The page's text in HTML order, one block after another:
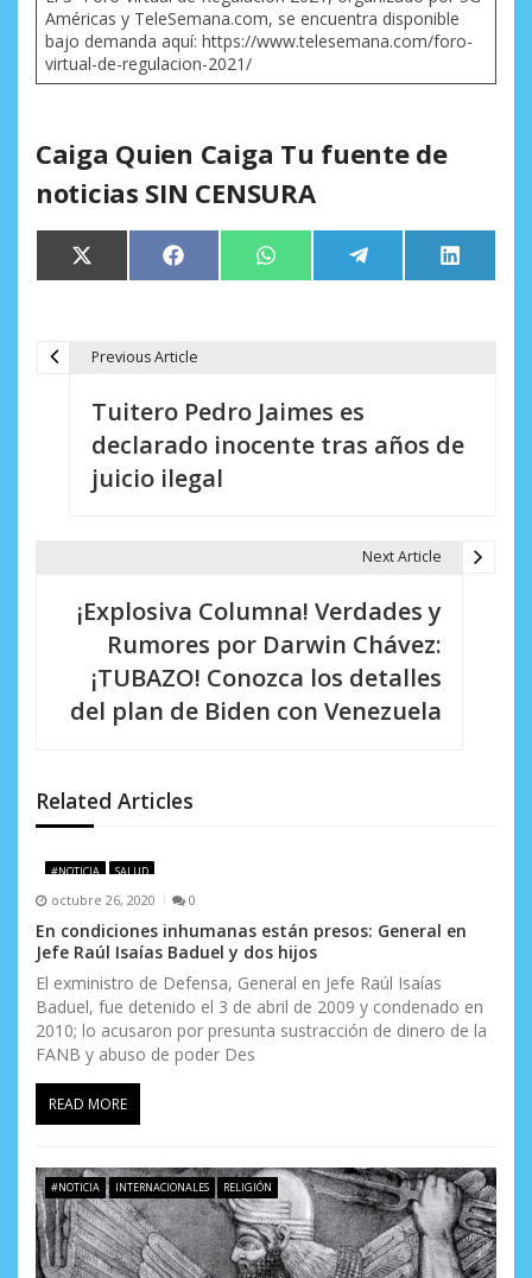
Américas y TeleSemana.com, se encuentra disponible
bajo demanda aquí: https://www.telesemana.com/foro-
virtual-de-regulacion-2021/
Caiga Quien Caiga Tu fuente de
noticias SIN CENSURA
Compartir
en
X
(Twitter)
Compartir
en
Facebook Compartir
en
WhatsApp Compartir
en
Telegram
en
LinkedIn
d
e
n
t
r
a
d
s
Previous Article
Tuitero Pedro Jaimes es
declarado inocente tras años de
juicio ilegal
Next Article
¡Explosiva Columna! Verdades y
Rumores por Darwin Chávez:
¡TUBAZO! Conozca los detalles
del plan de Biden con Venezuela
Related Articles
#NOTICIA SALUD
octubre 26, 2020 0
En condiciones inhumanas están presos: General en
Jefe Raúl Isaías Baduel y dos hijos
El exministro de Defensa, General en Jefe Raúl Isaías
Baduel, fue detenido el 3 de abril de 2009 y condenado en
2010; lo acusaron por presunta sustracción de dinero de la
FANB y abuso de poder Des
READ MORE
#NOTICIA INTERNACIONALES RELIGIÓN